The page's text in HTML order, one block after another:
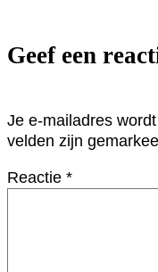
Geef een
Je e-mailadres
velden zijn
Reactie *